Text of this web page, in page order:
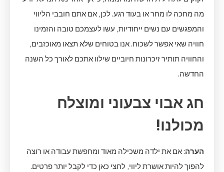
מה מחכה לו מחר או בעוד רגע. לכן, אם אתם חובבי הליווי
והמפגשים עם נשים ייחודיות, עשו לעצמכם טובה והזמינו
חוויה שאי אפשר לשכוח. אנו בטוחים שלא תצאו מאוכזבים,
והחוויה תותיר זיכרונות חיוביים שילוו אתכם לאורך כל השנה
החדשה.
חג אבוי צבעוני ומוצלח
מכולנו!
הערה: אם את ילדה משכילה מאוד ומחפשת עבודה או רוצה
להפוך להיות אושרת ליווי, לחצי כאן כדי לקבל יותר פרטים.